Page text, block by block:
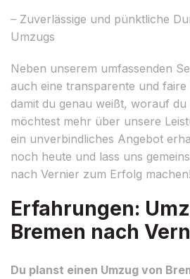
– Zuverlässige und pünktliche
Umzugs
Neben unserem umfassenden
auch eine transparente und faire
damit du genau weißt, worauf du
möchtest mehr über unsere
ein unverbindliches Angebot
noch heute und lass uns
nach Vernier zum Erfolg machen!
Erfahrungen:
Bremen nach
Du planst einen Umzug von